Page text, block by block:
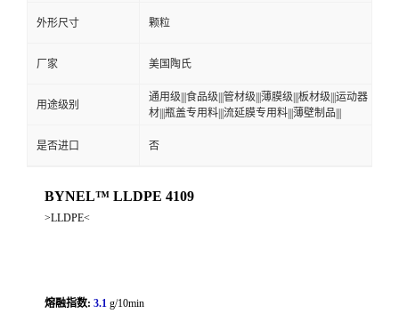
外形尺寸 颗粒
厂家 美国陶氏
用途级别
通用级|||食品级|||管材级|||薄膜级|||板材级|||运动器
材|||瓶盖专用料|||流延膜专用料|||薄壁制品|||
是否进口 否
BYNEL™ LLDPE 4109
>LLDPE<
熔融指数: 3.1 g/10min